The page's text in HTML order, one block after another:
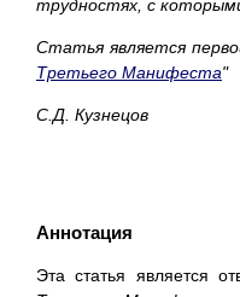
трудностях, с
Статья является
Третьего Манифеста"
С.Д. Кузнецов
Аннотация
Эта статья является